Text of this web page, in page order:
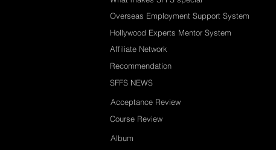
Hollywood Experts Mentor System
Overseas Employment Support System
Affiliate Network
Recommendation
SFFS NEWS
Acceptance Review
Course Review
Album